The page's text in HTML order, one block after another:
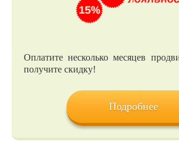
Оплатите несколько месяцев
получите скидку!
Подробнее